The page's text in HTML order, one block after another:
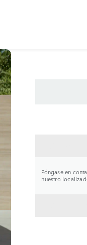
Póngase en
nuestro